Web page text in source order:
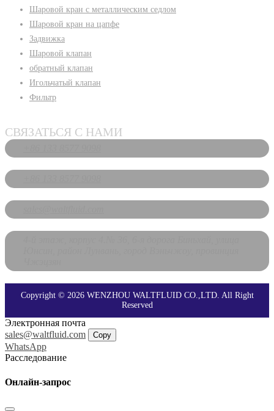
Шаровой кран с металлическим седлом
Шаровой кран на цапфе
Задвижка
Шаровой клапан
обратный клапан
Игольчатый клапан
Фильтр
СВЯЗАТЬСЯ С НАМИ
Copyright © 2026 WENZHOU WALTFLUID CO.,LTD. All Right
Reserved
Электронная почта
sales@waltfluid.com
Copy
WhatsApp
Расследование
Онлайн-запрос